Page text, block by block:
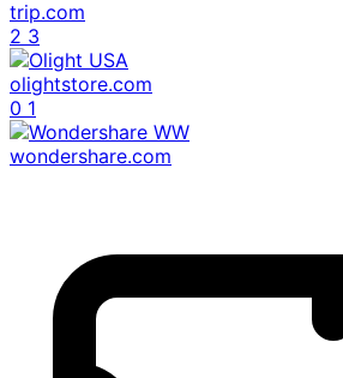
trip.com
2 3
olightstore.com
0 1
wondershare.com